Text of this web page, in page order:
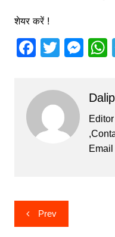
शेयर करें !
F
c
e
b
o
T
itt
er
M
s
e
n
s
Email
Post
navigation
Prev